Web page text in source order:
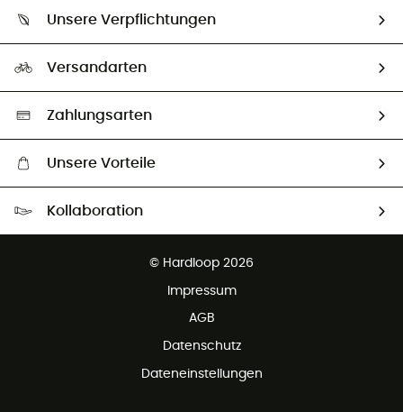
Größentabelle
Vertrag widerrufen
Unsere Botschafter
Unsere Verpflichtungen
Auswahl an nachhaltigen Produkten
Versandarten
Zahlungsarten
Unsere Vorteile
Kollaboration
© Hardloop 2026
Impressum
AGB
Datenschutz
Dateneinstellungen